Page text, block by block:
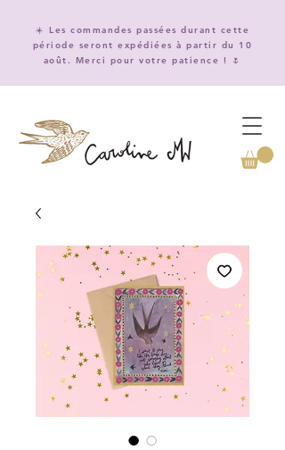
☀️ Les commandes passées durant cette
période seront expédiées à partir du 10
août. Merci pour votre patience ! 🌷